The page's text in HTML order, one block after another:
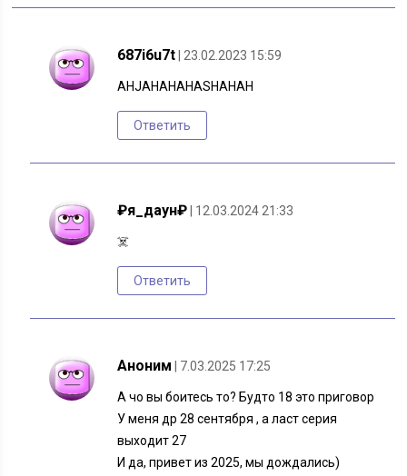
687i6u7t | 23.02.2023 15:59
AHJAHAHAHASHAHAH
Ответить
₽я_даун₽ | 12.03.2024 21:33
☠️
Ответить
Аноним | 7.03.2025 17:25
А чо вы боитесь то? Будто 18 это приговор
У меня др 28 сентября , а ласт серия
выходит 27
И да, привет из 2025, мы дождались)